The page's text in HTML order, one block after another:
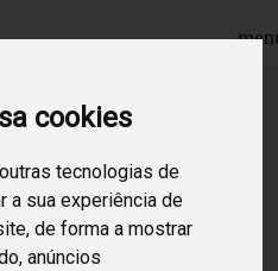
cookies
tecnologias de
a sua experiência de
de forma a mostrar
anúncios
Procurar
sophisti